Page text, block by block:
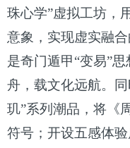
珠心学”虚拟工坊，
意象，实现虚实融
是奇门遁甲“变易”
舟，载文化远航。
玑”系列潮品，将《
符号；开设五感体